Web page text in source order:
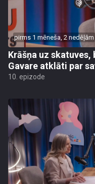
pirms 1 mēneša, 2 nedēļām
Krāšņa uz skatuves,
Gavare atklāti par
10. epizode